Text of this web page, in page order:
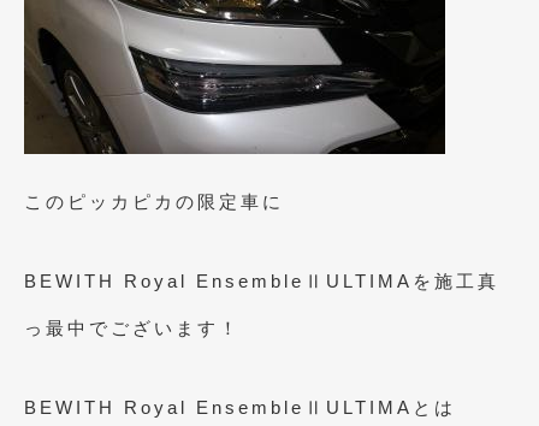
このピッカピカの限定車に
BEWITH Royal EnsembleⅡULTIMAを施工真
っ最中でございます！
BEWITH Royal EnsembleⅡULTIMAとは